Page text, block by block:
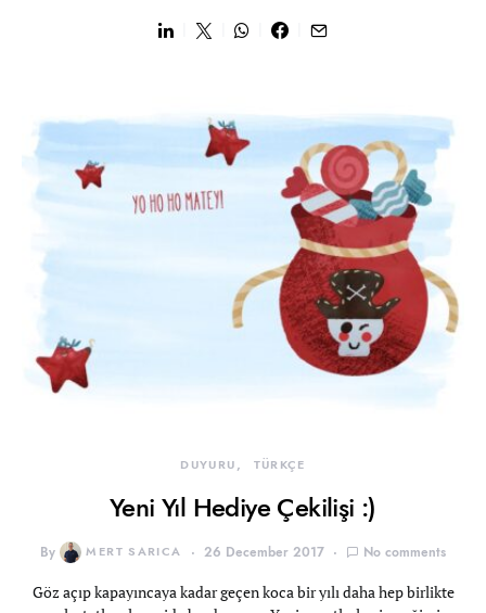
DUYURU TÜRKÇE
Yeni Yıl Hediye Çekilişi :)
By MERT SARICA 26 December 2017 No comments
Göz açıp kapayıncaya kadar geçen koca bir yılı daha hep birlikte